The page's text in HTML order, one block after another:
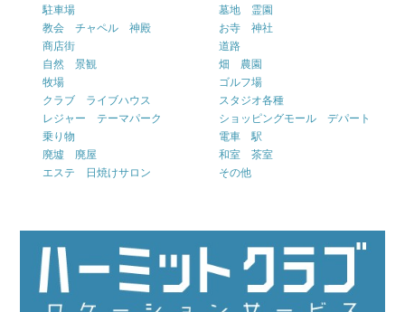
駐車場
墓地 霊園
教会 チャペル 神殿
お寺 神社
商店街
道路
自然 景観
畑 農園
牧場
ゴルフ場
クラブ ライブハウス
スタジオ各種
レジャー テーマパーク
ショッピングモール デパート
乗り物
電車 駅
廃墟 廃屋
和室 茶室
エステ 日焼けサロン
その他